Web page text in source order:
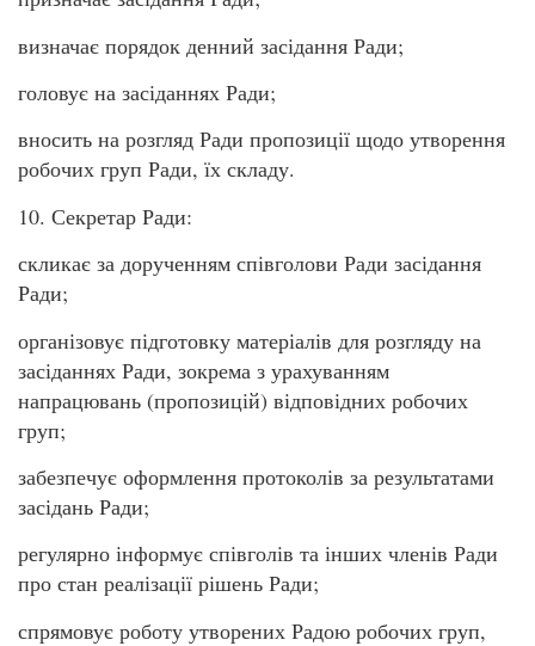
визначає порядок денний засідання Ради;
головує на засіданнях Ради;
вносить на розгляд Ради пропозиції щодо утворення
робочих груп Ради, їх складу.
10. Секретар Ради:
скликає за дорученням співголови Ради засідання
Ради;
організовує підготовку матеріалів для розгляду на
засіданнях Ради, зокрема з урахуванням
напрацювань (пропозицій) відповідних робочих
груп;
забезпечує оформлення протоколів за результатами
засідань Ради;
регулярно інформує співголів та інших членів Ради
про стан реалізації рішень Ради;
спрямовує роботу утворених Радою робочих груп,